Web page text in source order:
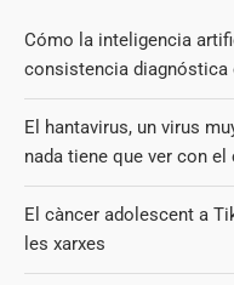
Cómo la inteligencia
consistencia diagnóstica
El hantavirus, un virus
nada tiene que ver con el
El càncer adolescent a
les xarxes